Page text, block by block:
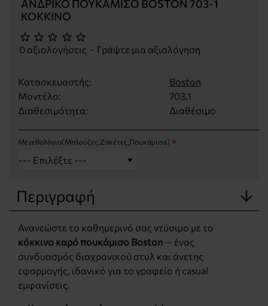
ΑΝΔΡΙΚΌ ΠΟΥΚΆΜΙΣΟ BOSTON 703-1
ΚΌΚΚΙΝΟ
Κατασκευαστής:
Boston
Μοντέλο:
703.1
Διαθεσιμότητα:
Διαθέσιμο
0 αξιολογήσεις - Γράψτε μια αξιολόγηση
Μεγεθολόγιο(Μπλούζες,Ζακέτες,Πουκάμισα)
Περιγραφή
Ανανεώστε το καθημερινό σας ντύσιμο με το
κόκκινο καρό πουκάμισο Boston — ένας
συνδυασμός διαχρονικού στυλ και άνετης
εφαρμογής, ιδανικό για το γραφείο ή casual
εμφανίσεις.